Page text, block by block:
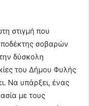
στιγμή που
σοβαρών
δύσκολη
του Δήμου Φυλής
Να υπάρξει, ένας
με τους